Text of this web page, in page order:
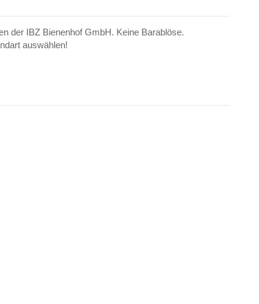
der IBZ Bienenhof GmbH. Keine Barablöse.
auswählen!